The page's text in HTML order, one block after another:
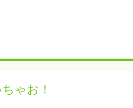
ゃお！